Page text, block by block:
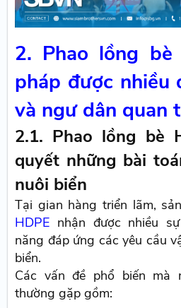
2. Phao lồng bè
pháp được nhiều
và ngư dân quan
2.1. Phao lồng bè
quyết những bài
nuôi biển
Tại gian hàng triển lãm,
HDPE nhận được nhiều
năng đáp ứng các yêu cầu
biển.
Các vấn đề phổ biến mà
thường gặp gồm: